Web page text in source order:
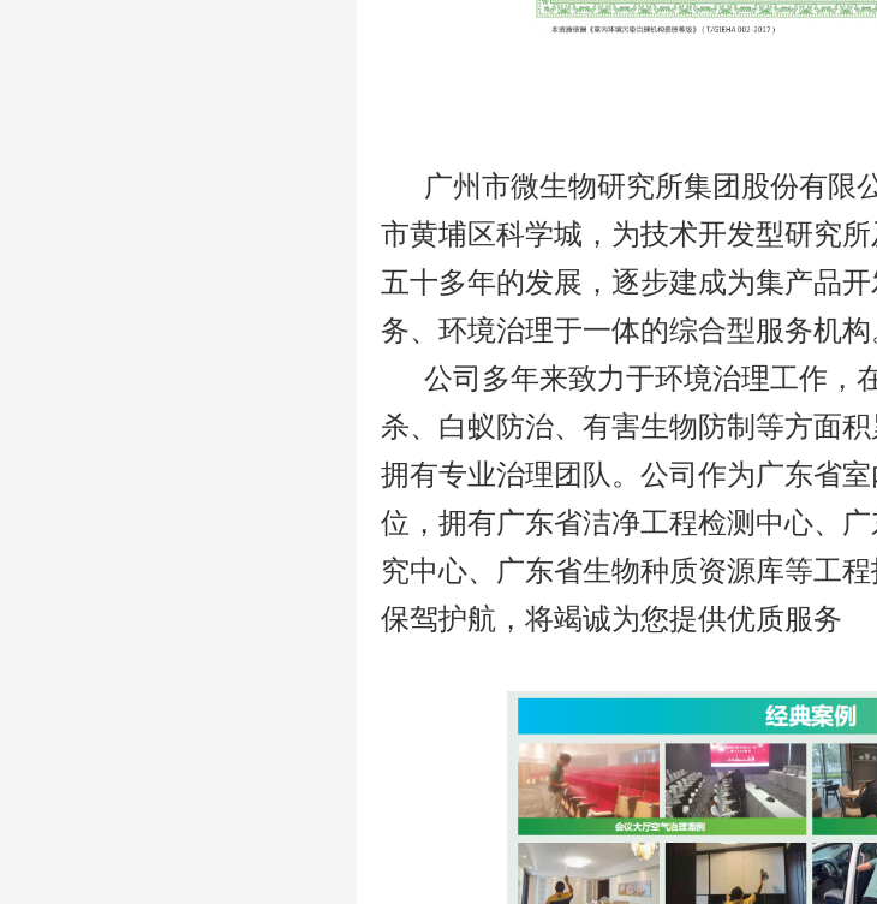
广州市微生物研究所集团股份有限
市黄埔区科学城，为技术开发型研究
五十多年的发展，逐步建成为集产品
务、环境治理于一体的综合型服务机构
公司多年来致力于环境治理工作，
杀、白蚁防治、有害生物防制等方面
拥有专业治理团队。公司作为广东省
位，拥有广东省洁净工程检测中心、
究中心、广东省生物种质资源库等工
保驾护航，将竭诚为您提供优质服务